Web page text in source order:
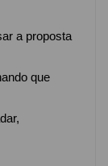
a proposta
que